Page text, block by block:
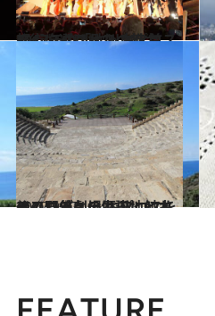
2017.3.28
2017年の「欧州文化首都」に選ばれた キプロスの街・パフォスの魅力
旅＆お出かけ
2017.9.27
アフロディテ生誕地と古代の野外劇場 キプロスをめぐり悠久の歴史に触れる
旅＆お出かけ